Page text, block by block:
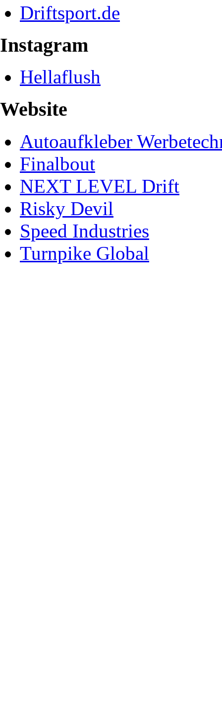
Driftsport.de
Instagram
Hellaflush
Website
Autoaufkleber
Finalbout
NEXT LEVEL Drift
Risky Devil
Speed Industries
Turnpike Global